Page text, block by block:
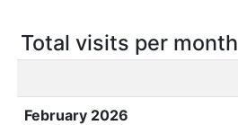
Total visits per month
February 2026